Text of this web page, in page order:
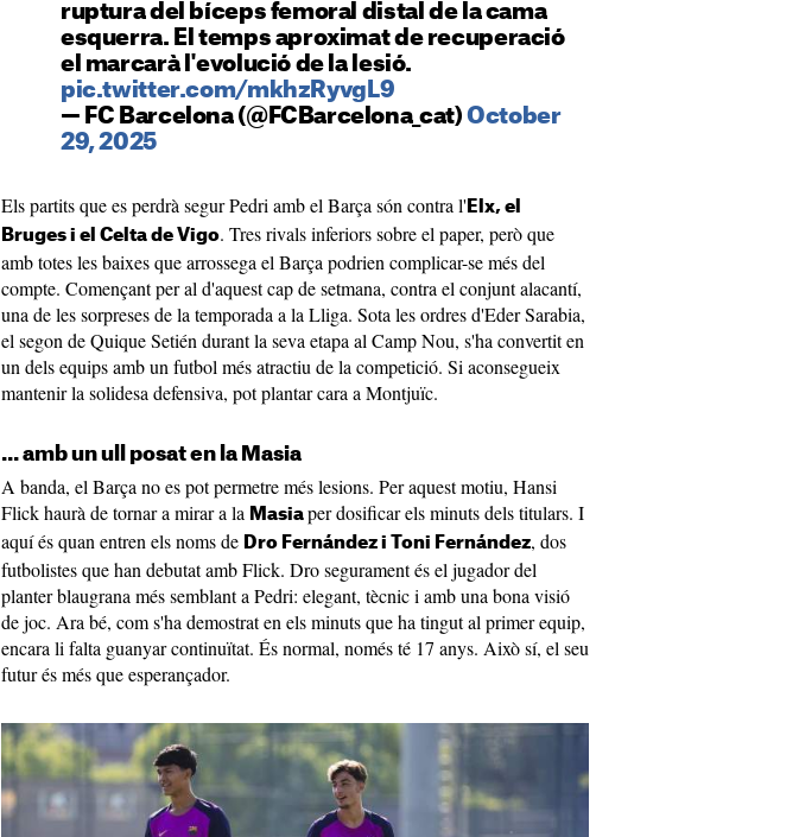
ruptura del bíceps femoral distal de la cama
esquerra. El temps aproximat de recuperació
el marcarà l'evolució de la lesió.
pic.twitter.com/mkhzRyvgL9
— FC Barcelona (@FCBarcelona_cat)October
29, 2025
Els partits que es perdrà segur Pedri amb el Barça són contra l' Elx, el
Bruges i el Celta de Vigo. Tres rivals inferiors sobre el paper, però que
amb totes les baixes que arrossega el Barça podrien complicar-se més del
compte. Començant per al d'aquest cap de setmana, contra el conjunt alacantí,
una de les sorpreses de la temporada a la Lliga. Sota les ordres d'Eder Sarabia,
el segon de Quique Setién durant la seva etapa al Camp Nou, s'ha convertit en
un dels equips amb un futbol més atractiu de la competició. Si aconsegueix
mantenir la solidesa defensiva, pot plantar cara a Montjuïc.
... amb un ull posat en la Masia
A banda, el Barça no es pot permetre més lesions. Per aquest motiu, Hansi
Flick haurà de tornar a mirar a la Masia per dosificar els minuts dels titulars. I
aquí és quan entren els noms de Dro Fernández i Toni Fernández, dos
futbolistes que han debutat amb Flick. Dro segurament és el jugador del
planter blaugrana més semblant a Pedri: elegant, tècnic i amb una bona visió
de joc. Ara bé, com s'ha demostrat en els minuts que ha tingut al primer equip,
encara li falta guanyar continuïtat. És normal, només té 17 anys. Això sí, el seu
futur és més que esperançador.